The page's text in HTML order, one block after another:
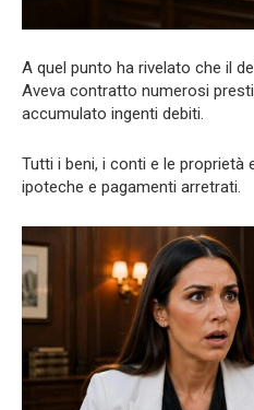
A quel punto ha rivelato che il
Aveva contratto numerosi
accumulato ingenti debiti.
Tutti i beni, i conti e le proprietà
ipoteche e pagamenti arretrati.